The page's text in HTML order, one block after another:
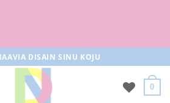
DISAIN SINU KOJU
0